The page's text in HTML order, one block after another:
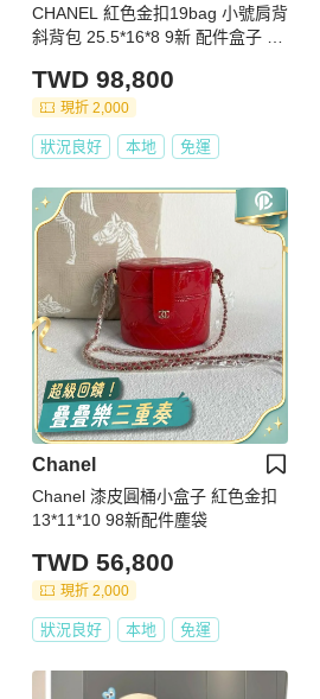
CHANEL 紅色金扣19bag 小號肩背
斜背包 25.5*16*8 9新 配件盒子 塵
TWD 98,800
現折 2,000
狀況良好 本地 免運
Chanel
Chanel 漆皮圓桶小盒子 紅色金扣
13*11*10 98新配件塵袋
TWD 56,800
現折 2,000
狀況良好 本地 免運